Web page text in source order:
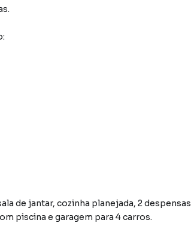
.
de jantar, cozinha planejada, 2
piscina e garagem para 4 carros.